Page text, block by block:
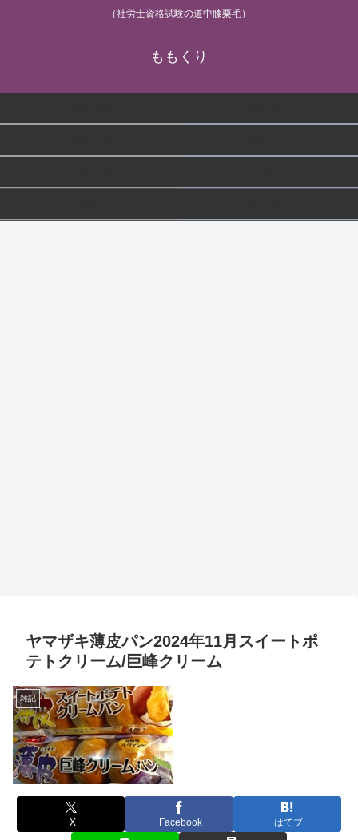
（社労士資格試験の道中膝栗毛）
ももくり
ヤマザキ薄皮パン2024年11月スイートポ
テトクリーム/巨峰クリーム
雑記
X Facebook はてブ